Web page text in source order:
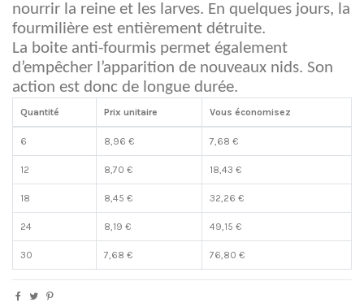
nourrir la reine et les larves. En quelques jours, la
fourmilière est entièrement détruite.
La boite anti-fourmis permet également
d’empêcher l’apparition de nouveaux nids. Son
action est donc de longue durée.
Quantité Prix unitaire Vous économisez
6 8,96 € 7,68 €
12 8,70 € 18,43 €
18 8,45 € 32,26 €
24 8,19 € 49,15 €
30 7,68 € 76,80 €